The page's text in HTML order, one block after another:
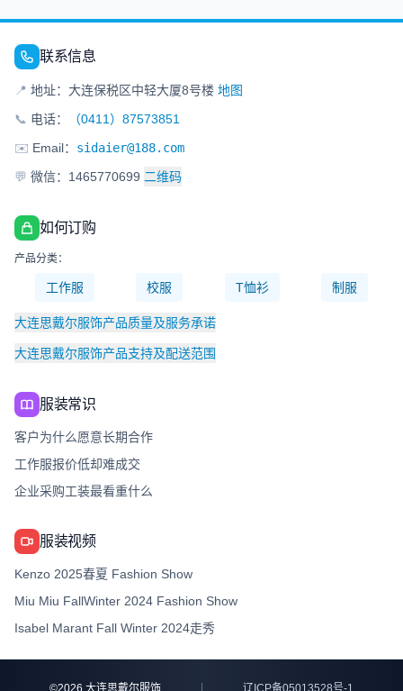
联系信息
📍 地址：大连保税区中轻大厦8号楼 地图
📞 电话：
（0411）87573851
✉️ Email： sidaier@188.com
💬 微信：1465770699 二维码
如何订购
产品分类：
工作服 校服 T恤衫 制服
大连思戴尔服饰产品质量及服务承诺
大连思戴尔服饰产品支持及配送范围
服装常识
客户为什么愿意长期合作
工作服报价低却难成交
企业采购工装最看重什么
服装视频
Kenzo 2025春夏 Fashion Show
Miu Miu FallWinter 2024 Fashion Show
Isabel Marant Fall Winter 2024走秀
©2026 大连思戴尔服饰 辽ICP备05013528号-1